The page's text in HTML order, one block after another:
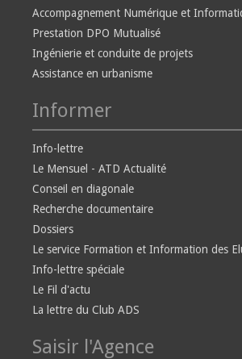
Accompagnement Numérique et
Prestation DPO Mutualisé
Ingénierie et conduite de projets
Assistance en urbanisme
Informer
Info-lettre
Le Mensuel - ATD Actualité
Conseil en diagonale
Recherche documentaire
Dossiers
Le service Formation et Information des
Info-lettre spéciale
Le Fil d'actu
La lettre du Club ADS
Saisir l'Agence